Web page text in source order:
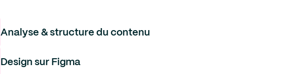
Analyse & structure du contenu
Design sur Figma